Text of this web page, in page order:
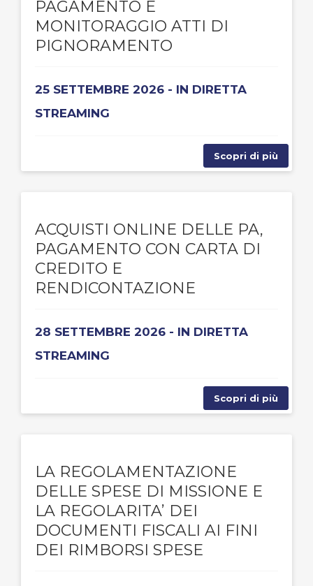
PAGAMENTO E
MONITORAGGIO ATTI DI
PIGNORAMENTO
25 SETTEMBRE 2026 - IN DIRETTA
STREAMING
Scopri di più
ACQUISTI ONLINE DELLE PA,
PAGAMENTO CON CARTA DI
CREDITO E
RENDICONTAZIONE
28 SETTEMBRE 2026 - IN DIRETTA
STREAMING
Scopri di più
LA REGOLAMENTAZIONE
DELLE SPESE DI MISSIONE E
LA REGOLARITA’ DEI
DOCUMENTI FISCALI AI FINI
DEI RIMBORSI SPESE